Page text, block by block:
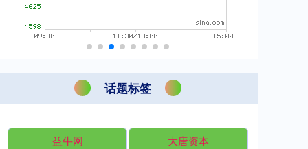
话题标签
益牛网 大唐资本